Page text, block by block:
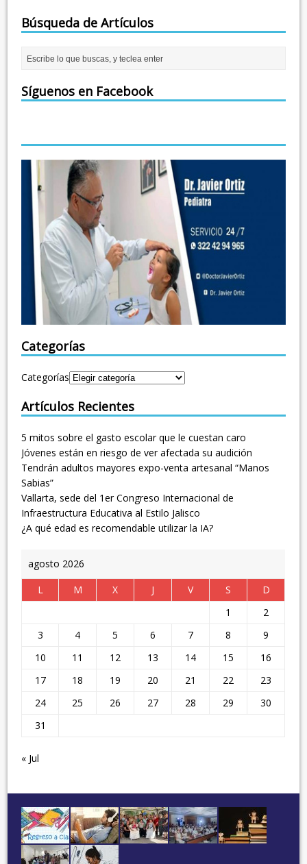
Búsqueda de Artículos
Síguenos en Facebook
Categorías
Categorías
Artículos Recientes
5 mitos sobre el gasto escolar que le cuestan caro
Jóvenes están en riesgo de ver afectada su audición
Tendrán adultos mayores expo-venta artesanal “Manos
Sabias”
Vallarta, sede del 1er Congreso Internacional de
Infraestructura Educativa al Estilo Jalisco
¿A qué edad es recomendable utilizar la IA?
agosto 2026
L
M X J V S
D
1
2
3
4 5 6 7 8
9
10
11 12 13 14 15
16
17
18 19 20 21 22
23
24
25 26 27 28 29
30
31
« Jul